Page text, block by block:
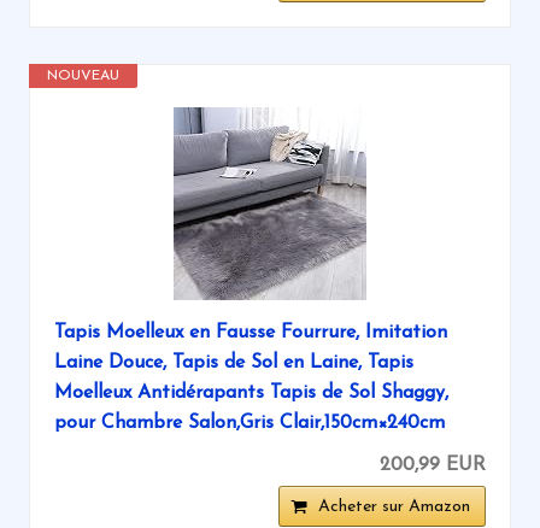
NOUVEAU
Tapis Moelleux en Fausse Fourrure, Imitation
Laine Douce, Tapis de Sol en Laine, Tapis
Moelleux Antidérapants Tapis de Sol Shaggy,
pour Chambre Salon,Gris Clair,150cm×240cm
200,99 EUR
Acheter sur Amazon